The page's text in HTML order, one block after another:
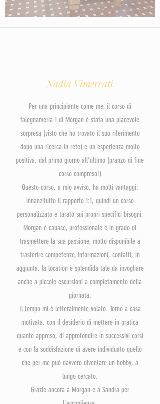
Nadia Vimercati
Per una principiante come me, il corso di
falegnameria 1 di Morgan è stata una piacevole
sorpresa (visto che ho trovato il suo riferimento
dopo una ricerca in rete) e un'esperienza molto
positiva, dal primo giorno all'ultimo (pranzo di fine
corso compreso!)
Questo corso, a mio avviso, ha molti vantaggi:
innanzitutto il rapporto 1:1, quindi un corso
personalizzato e tarato sui propri specifici bisogni;
Morgan è capace, professionale e in grado di
trasmettere la sua passione, molto disponibile a
trasferire competenze, informazioni, contatti; in
aggiunta, la location è splendida tale da invogliare
anche a piccole escursioni a completamento della
giornata.
Il tempo mi è letteralmente volato. Torno a casa
motivata, con il desiderio di mettere in pratica
quanto appreso, di approfondire in successivi corsi
e con la soddisfazione di avere individuato quello
che per me può davvero diventare un hobby, a
lungo cercato.
Grazie ancora a Morgan e a Sandra per